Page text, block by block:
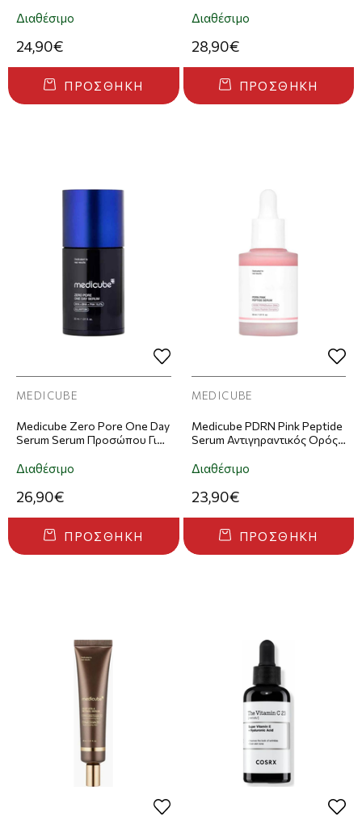
Ελαστικότητα 15ml
Διαθέσιμο
24,90€
ΠΡΟΣΘΉΚΗ
Διαθέσιμο
28,90€
ΠΡΟΣΘΉΚΗ
MEDICUBE
Medicube Zero Pore One Day
Serum Serum Προσώπου Για
Διαθέσιμο
26,90€
ΠΡΟΣΘΉΚΗ
MEDICUBE
Medicube PDRN Pink Peptide
Serum Αντιγηραντικός Ορός
Διαθέσιμο
23,90€
ΠΡΟΣΘΉΚΗ